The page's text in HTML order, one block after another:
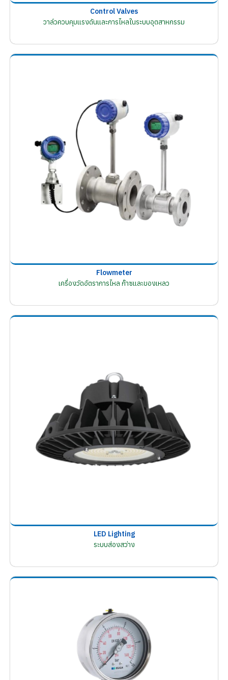
Control Valves
วาล์วควบคุมแรงดันและการไหลในระบบอุตสาหกรรม
Flowmeter
เครื่องวัดอัตราการไหล ก๊าซและของเหลว
LED Lighting
ระบบส่องสว่าง